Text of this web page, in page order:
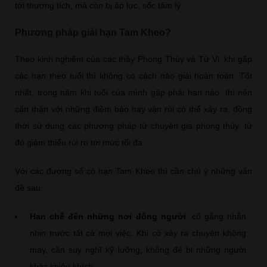
tới thương tích, mà còn bị áp lực, sốc tâm lý.
Theo kinh nghiệm của các thầy Phong Thủy và Tử Vi, khi gặp
các hạn theo tuổi thì không có cách nào giải hoàn toàn. Tốt
nhất, trong năm khi tuổi của mình gặp phải hạn nào, thì nên
cẩn thận với những điềm báo hay vận rủi có thể xảy ra, đồng
thời sử dụng các phương pháp từ chuyên gia phong thủy, từ
đó giảm thiểu rủi ro tới mức tối đa.
Với các đương số có hạn Tam Kheo thì cần chú ý những vấn
đề sau:
Hạn chế đến những nơi đông người
, cố gắng nhẫn
nhịn trước tất cả mọi việc. Khi có xảy ra chuyện không
may, cần suy nghĩ kỹ lưỡng, không để bị những người